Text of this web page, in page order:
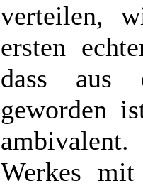
verteilen,
ersten
dass aus
geworden
Werkes mit